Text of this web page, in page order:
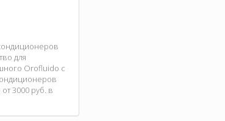
для
Orofluido с
3000 руб. в